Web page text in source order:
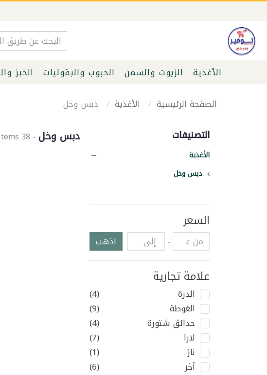
الأغذية الزيوت والسمن الحبوب والبقوليات الخبز
الصفحة الرئيسية الأغذية دبس وخل
التصنيفات
الأغذية
دبس وخل
السعر
- اذهب
علامة تجارية
الدرة
(4)
الغوطة
(9)
حدائق شتورة
(4)
لارا
(7)
ناز
(1)
آخر
(6)
دبس وخل - 38 items